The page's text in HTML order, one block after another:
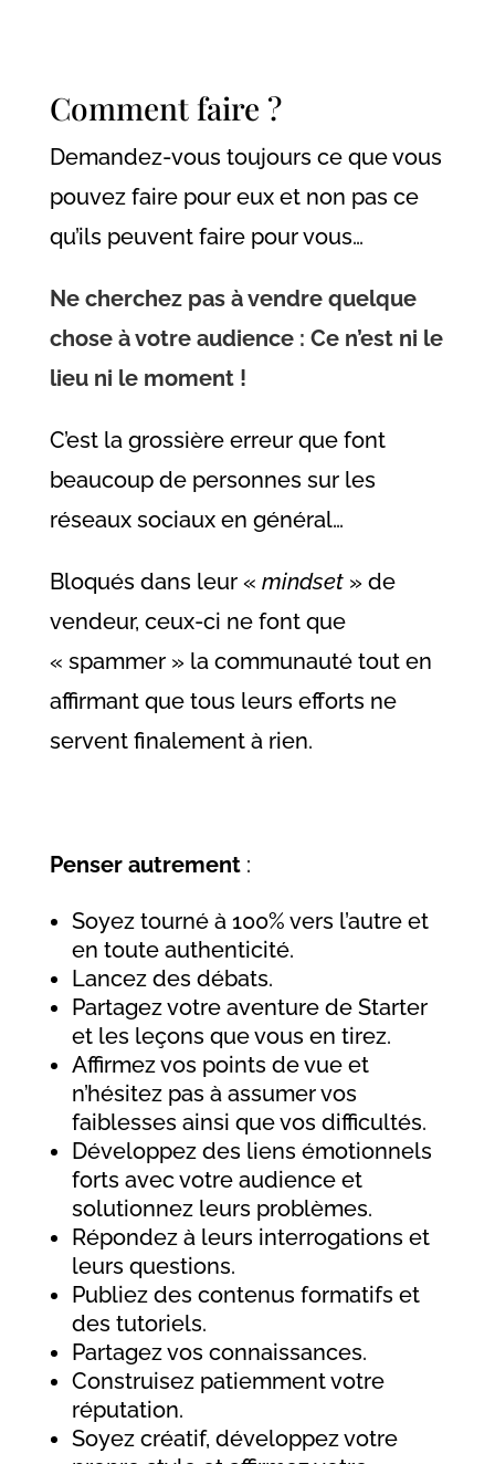
Comment faire ?
Demandez-vous toujours ce que vous
pouvez faire pour eux et non pas ce
qu’ils peuvent faire pour vous…
Ne cherchez pas à vendre quelque
chose à votre audience : Ce n’est ni le
lieu ni le moment !
C’est la grossière erreur que font
beaucoup de personnes sur les
réseaux sociaux en général…
Bloqués dans leur « mindset» de
vendeur, ceux-ci ne font que
« spammer » la communauté tout en
affirmant que tous leurs efforts ne
servent finalement à rien.
Penser autrement:
Soyez tourné à 100% vers l’autre et
en toute authenticité.
Lancez des débats.
Partagez votre aventure de Starter
et les leçons que vous en tirez.
Affirmez vos points de vue et
n’hésitez pas à assumer vos
faiblesses ainsi que vos difficultés.
Développez des liens émotionnels
forts avec votre audience et
solutionnez leurs problèmes.
Répondez à leurs interrogations et
leurs questions.
Publiez des contenus formatifs et
des tutoriels.
Partagez vos connaissances.
Construisez patiemment votre
réputation.
Soyez créatif, développez votre